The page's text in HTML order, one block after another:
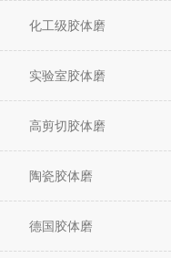
化工级胶体磨
实验室胶体磨
高剪切胶体磨
陶瓷胶体磨
德国胶体磨